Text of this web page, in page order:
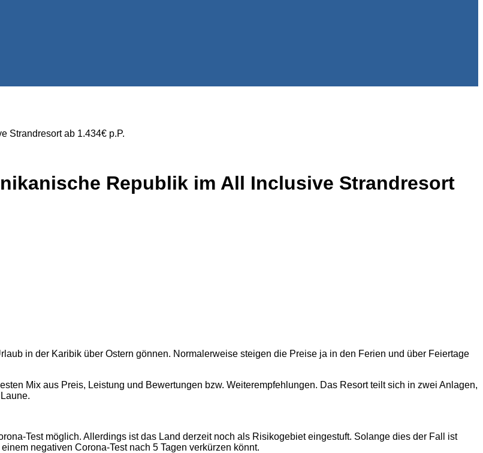
Strandresort ab 1.434€ p.P.
Republik im All Inclusive Strandresort
in der Karibik über Ostern gönnen. Normalerweise steigen die Preise ja in den Ferien und über Feiertage
Mix aus Preis, Leistung und Bewertungen bzw. Weiterempfehlungen. Das Resort teilt sich in zwei Anlagen,
Test möglich. Allerdings ist das Land derzeit noch als Risikogebiet eingestuft. Solange dies der Fall ist
negativen Corona-Test nach 5 Tagen verkürzen könnt.